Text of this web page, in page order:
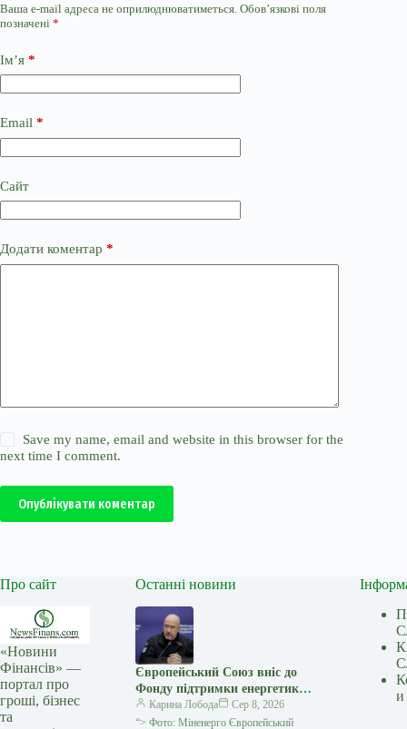
Ваша e-mail адреса не оприлюднюватиметься. Обов’язкові поля
позначені *
Ім’я *
Email *
Сайт
Додати коментар *
Save my name, email and website in this browser for the
next time I comment.
Опублікувати коментар
Про сайт
«Новини
Фінансів» —
портал про
гроші, бізнес
та
Останні новини
Європейський Союз вніс до
Фонду підтримки енергетики
України додаткові €30 млн
Карина Лобода
Сер 8, 2026
“> Фото: Міненерго Європейський
и